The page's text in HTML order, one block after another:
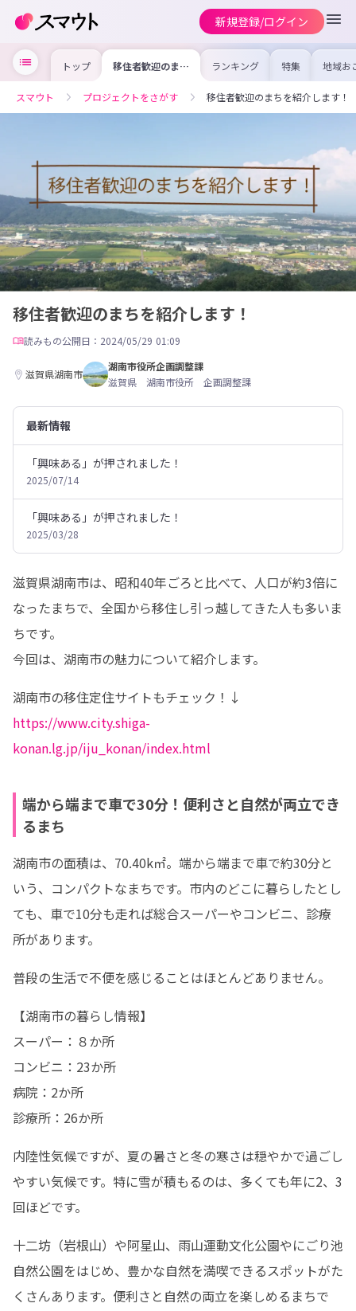
新規登録/ログイン
トップ 移住者歓迎のまち
を紹介します！
ランキング 特集 地域お
の求
を集め
事内容
を比較
合った
スマウト プロジェクトをさがす 移住者歓迎のまちを紹介します！
移住者歓迎のまちを紹介します！
読みもの公開日：2024/05/29 01:09
滋賀県湖南市
湖南市役所企画調整課
滋賀県 湖南市役所 企画調整課
最新情報
「興味ある」が押されました！
2025/07/14
「興味ある」が押されました！
2025/03/28
滋賀県湖南市は、昭和40年ごろと比べて、人口が約3倍に
なったまちで、全国から移住し引っ越してきた人も多いま
ちです。
今回は、湖南市の魅力について紹介します。
https://www.city.shiga-
konan.lg.jp/iju_konan/index.html
端から端まで車で30分！便利さと自然が両立でき
るまち
湖南市の面積は、70.40k㎡。端から端まで車で約30分と
いう、コンパクトなまちです。市内のどこに暮らしたとし
ても、車で10分も走れば総合スーパーやコンビニ、診療
所があります。
普段の生活で不便を感じることはほとんどありません。
【湖南市の暮らし情報】
スーパー：８か所
コンビニ：23か所
病院：2か所
診療所：26か所
内陸性気候ですが、夏の暑さと冬の寒さは穏やかで過ごし
やすい気候です。特に雪が積もるのは、多くても年に2、3
回ほどです。
十二坊（岩根山）や阿星山、雨山運動文化公園やにごり池
自然公園をはじめ、豊かな自然を満喫できるスポットがた
くさんあります。便利さと自然の両立を楽しめるまちで